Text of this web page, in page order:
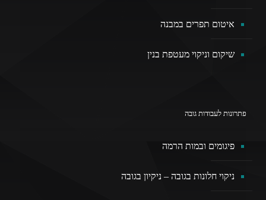
איטום תפרים במבנה
שיקום וניקוי מעטפת בנין
פתרונות לעבודות גובה
פיגומים ובמות הרמה
ניקוי חלונות בגובה – ניקיון בגובה